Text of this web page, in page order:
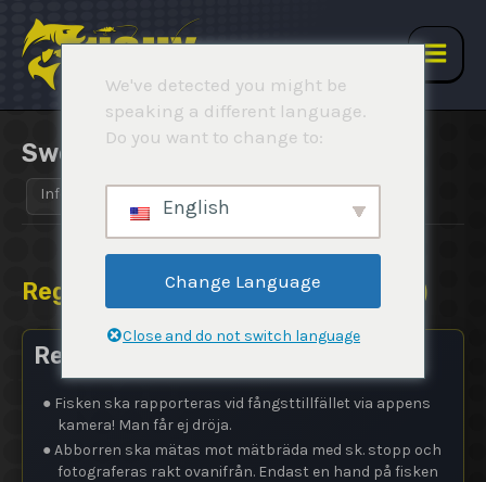
innehåll
Main
Swedish Perch Open 2024
Info
Regler ( Swedish Perch Open 2024 )
Regler Swedish Perch Open 2024
● Fisken ska rapporteras vid fångsttillfället via appens
kamera! Man får ej dröja.
●Abborren ska mätas mot mätbräda med sk. stopp och
fotograferas rakt ovanifrån. Endast en hand på fisken
We've detected you might be
speaking a different language.
Do you want to change to:
English
Change Language
Close and do not switch language